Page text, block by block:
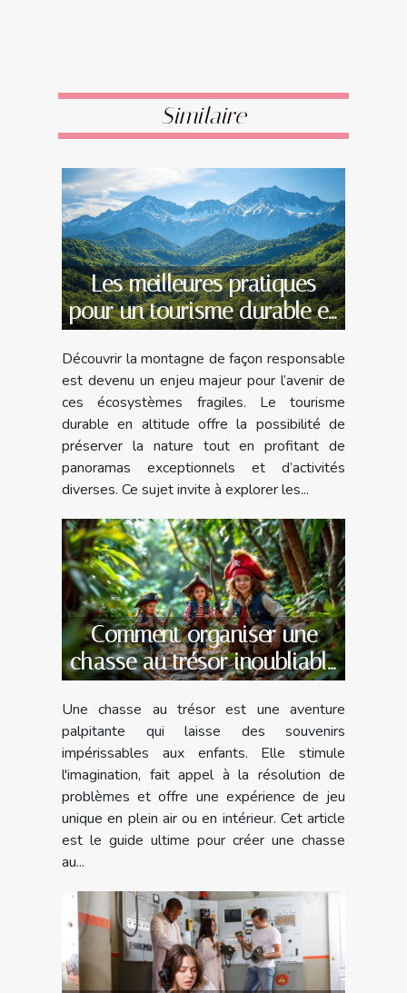
Similaire
Les meilleures pratiques
pour un tourisme durable en
montagne
Découvrir la montagne de façon responsable
est devenu un enjeu majeur pour l’avenir de
ces écosystèmes fragiles. Le tourisme
durable en altitude offre la possibilité de
préserver la nature tout en profitant de
panoramas exceptionnels et d’activités
diverses. Ce sujet invite à explorer les...
Comment organiser une
chasse au trésor inoubliable
pour enfants
Une chasse au trésor est une aventure
palpitante qui laisse des souvenirs
impérissables aux enfants. Elle stimule
l'imagination, fait appel à la résolution de
problèmes et offre une expérience de jeu
unique en plein air ou en intérieur. Cet article
est le guide ultime pour créer une chasse
au...